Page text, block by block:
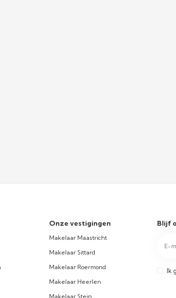
Onze vestigingen
Makelaar Maastricht
Makelaar Sittard
Makelaar Roermond
Makelaar Heerlen
Makelaar Stein
Blijf
Ik